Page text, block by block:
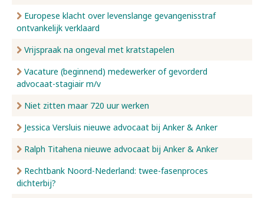
Europese klacht over levenslange gevangenisstraf
ontvankelijk verklaard
Vrijspraak na ongeval met kratstapelen
Vacature (beginnend) medewerker of gevorderd
advocaat-stagiair m/v
Niet zitten maar 720 uur werken
Jessica Versluis nieuwe advocaat bij Anker & Anker
Ralph Titahena nieuwe advocaat bij Anker & Anker
Rechtbank Noord-Nederland: twee-fasenproces
dichterbij?